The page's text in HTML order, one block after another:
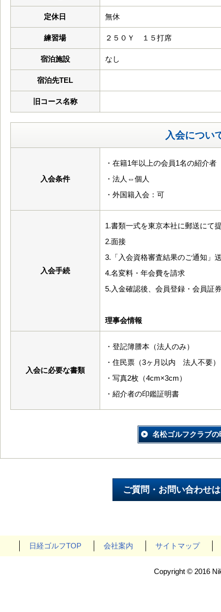
定休日 無休
練習場 ２５０Ｙ １５打席
宿泊施設 なし
宿泊先TEL
旧コース名称
入会につい
入会条件
・在籍1年以上の会員1名の紹介者
・法人⇔個人
・外国籍入会：可
入会手続
1.書類一式を東京本社に郵送にて
2.面接
3.「入会資格審査結果のご通知」
4.名変料・年会費を請求
5.入金確認後、会員登録・会員
理事会情報
入会に必要な書類
・登記簿謄本（法人のみ）
・住民票（3ヶ月以内 法人不要）
・写真2枚（4cm×3cm）
・紹介者の印鑑証明書
名松ゴルフクラブの
日経ゴルフTOP 会社案内 サイトマップ
Copyright © 2016